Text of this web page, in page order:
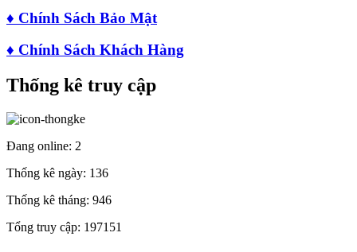
♦ Chính Sách Bảo Mật
♦ Chính Sách Khách Hàng
Thống kê truy cập
Đang online: 2
Thống kê ngày: 136
Thống kê tháng: 946
Tổng truy cập: 197151